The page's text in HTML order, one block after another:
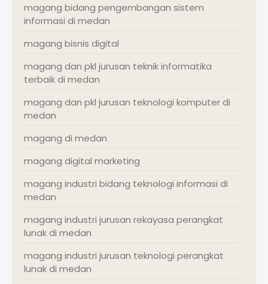
magang bidang pengembangan sistem
informasi di medan
magang bisnis digital
magang dan pkl jurusan teknik informatika
terbaik di medan
magang dan pkl jurusan teknologi komputer di
medan
magang di medan
magang digital marketing
magang industri bidang teknologi informasi di
medan
magang industri jurusan rekayasa perangkat
lunak di medan
magang industri jurusan teknologi perangkat
lunak di medan